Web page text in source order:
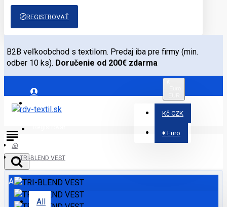
REGISTROVAŤ
B2B veľkoobchod s textilom. Predaj iba pre firmy (min.
odber 10 ks). Doručenie od 200€ zdarma
Kč CZK
€ Euro
All
All
TRI-BLEND VEST